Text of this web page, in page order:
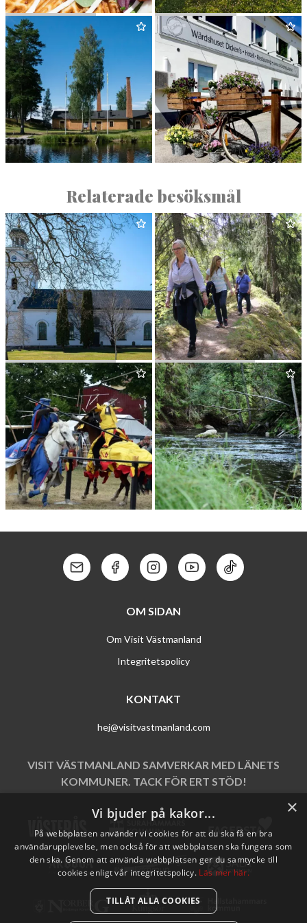
VÅF­FEL­BRUKET FAGER­S­TAGK
Relaterade besöksmål
VÄS­TAN­FORS KYRKA NOR­BERGSLE­DEN
Kontakt: MailKontakt: Facebook
Kontakt: Instagram
Kontakt: Youtube
Kontakt: Tik
OM SIDAN
Om Visit Västmanland
Integritetspolicy
KONTAKT
hej@visitvastmanland.com
VISIT VÄSTMANLAND SAMVERKAR MED LÄNETS
KOMMUNER. TACK FÖR ERT STÖD!
×
Vi bjuder på kakor...
På webbplatsen använder vi cookies för att du ska få en bra
användarupplevelse, men också för att webbplatsen ska fungera som
den ska. Genom att använda webbplatsen ger du samtycke till
cookies enligt vår integritetspolicy. Läs mer här.
TILLÅT ALLA COOKIES